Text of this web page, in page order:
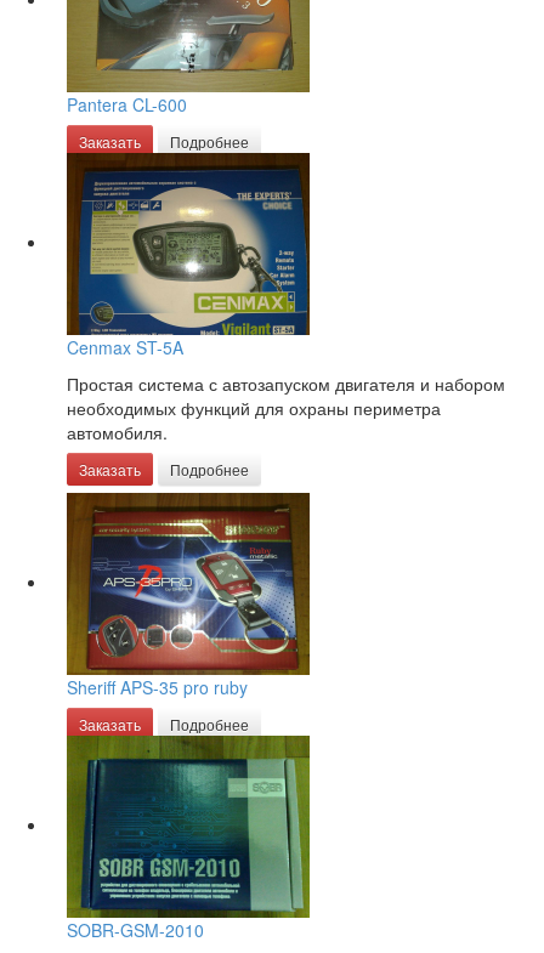
Pantera CL-600
Заказать Подробнее
Cenmax ST-5A
Простая система с автозапуском двигателя и набором
необходимых функций для охраны периметра
автомобиля.
Заказать Подробнее
Sheriff APS-35 pro ruby
Заказать Подробнее
SOBR-GSM-2010